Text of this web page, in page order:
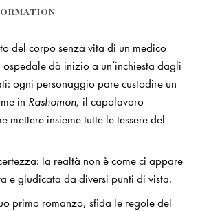
del corpo senza vita di un medico
dà inizio a un’inchiesta dagli
ogni personaggio pare custodire un
in Rashomon, il capolavoro
mettere insieme tutte le tessere del
la realtà non è come ci appare
e giudicata da diversi punti di vista.
primo romanzo, sfida le regole del